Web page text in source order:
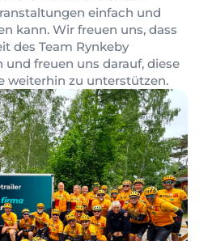
einfach und
kann. Wir freuen uns, dass
des Team Rynkeby
freuen uns darauf, diese
weiterhin zu unterstützen.